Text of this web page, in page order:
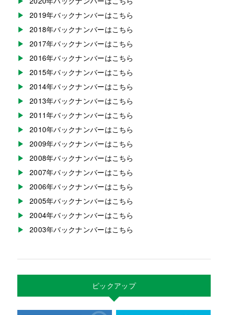
2019年バックナンバーはこちら
2018年バックナンバーはこちら
2017年バックナンバーはこちら
2016年バックナンバーはこちら
2015年バックナンバーはこちら
2014年バックナンバーはこちら
2013年バックナンバーはこちら
2011年バックナンバーはこちら
2010年バックナンバーはこちら
2009年バックナンバーはこちら
2008年バックナンバーはこちら
2007年バックナンバーはこちら
2006年バックナンバーはこちら
2005年バックナンバーはこちら
2004年バックナンバーはこちら
2003年バックナンバーはこちら
ピックアップ